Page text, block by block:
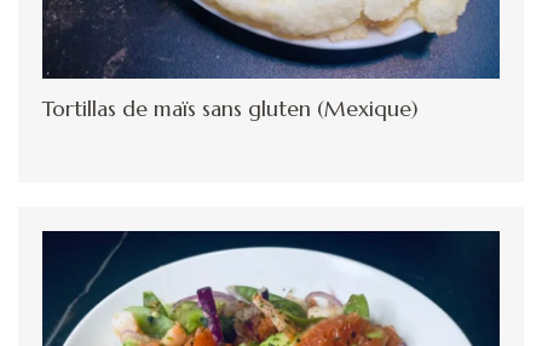
Tortillas de maïs sans gluten (Mexique)